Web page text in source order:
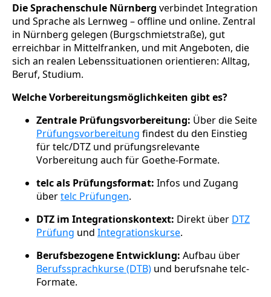
Die Sprachenschule Nürnberg verbindet Integration
und Sprache als Lernweg – offline und online. Zentral
in Nürnberg gelegen (Burgschmietstraße), gut
erreichbar in Mittelfranken, und mit Angeboten, die
sich an realen Lebenssituationen orientieren: Alltag,
Beruf, Studium.
Welche Vorbereitungsmöglichkeiten gibt es?
Zentrale Prüfungsvorbereitung: Über die Seite
Prüfungsvorbereitung findest du den Einstieg
für telc/DTZ und prüfungsrelevante
Vorbereitung auch für Goethe-Formate.
telc als Prüfungsformat: Infos und Zugang
übertelc Prüfungen.
DTZ im Integrationskontext: Direkt über DTZ
Prüfung und Integrationskurse.
Berufsbezogene Entwicklung: Aufbau über
Berufssprachkurse (DTB) und berufsnahe telc-
Formate.